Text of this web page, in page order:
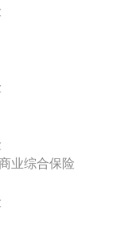
业综合保险